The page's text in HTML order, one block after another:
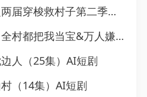
救村子第二季（34集）AI短剧
人嫌糊咖回村全村都把我当宝（77集）AI短剧
人（25集）AI短剧
（14集）AI短剧